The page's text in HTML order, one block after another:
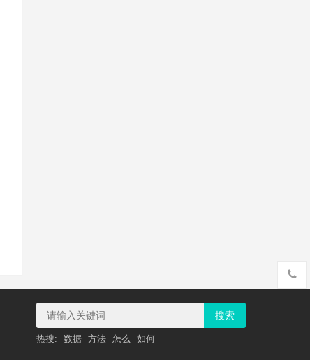
搜索
热搜: 数据 方法 怎么 如何